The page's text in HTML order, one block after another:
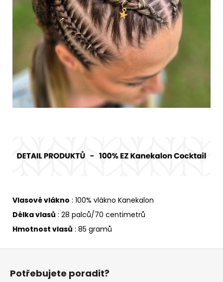
Vlasové vlákno : 100% vlákno Kanekalon
Délka vlasů : 28 palců/70 centimetrů
Hmotnost vlasů : 85 gramů
Potřebujete poradit?